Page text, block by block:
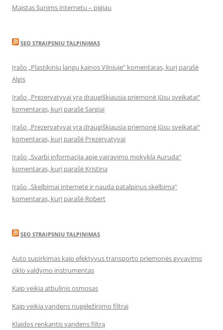
Maistas šunims internetu – pigiau
SEO STRAIPSNIU TALPINIMAS
Įrašo „Plastikinių langų kainos Vilniuje“ komentaras, kurį parašė
Algis
Įrašo „Prezervatyvai yra draugiškiausia priemonė Jūsų sveikatai“
komentaras, kurį parašė Sargiai
Įrašo „Prezervatyvai yra draugiškiausia priemonė Jūsų sveikatai“
komentaras, kurį parašė Prezervatyvai
Įrašo „Svarbi informacija apie vairavimo mokyklą Auruda“
komentaras, kurį parašė Kristina
Įrašo „Skelbimai internete ir nauda patalpinus skelbimą“
komentaras, kurį parašė Robert
SEO STRAIPSNIU TALPINIMAS
Auto supirkimas kaip efektyvus transporto priemonės gyvavimo
ciklo valdymo instrumentas
Kaip veikia atbulinis osmosas
Kaip veikia vandens nugeležinimo filtrai
Klaidos renkantis vandens filtrą